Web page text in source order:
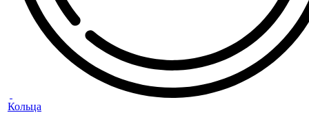
Кольца